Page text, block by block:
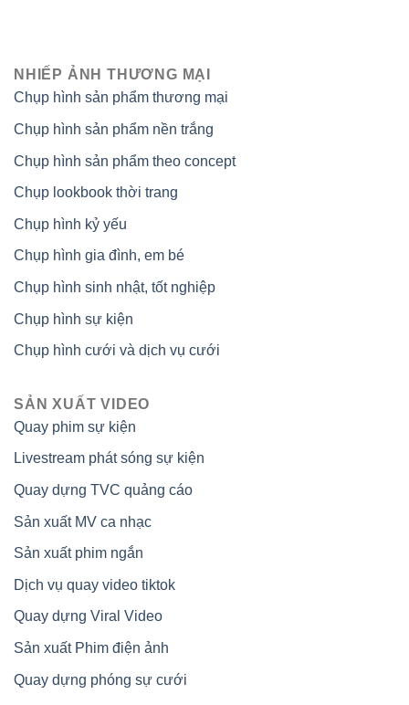
NHIẾP ẢNH THƯƠNG MẠI
Chụp hình sản phẩm thương mại
Chụp hình sản phẩm nền trắng
Chụp hình sản phẩm theo concept
Chụp lookbook thời trang
Chụp hình kỷ yếu
Chụp hình gia đình, em bé
Chụp hình sinh nhật, tốt nghiệp
Chụp hình sự kiện
Chụp hình cưới và dịch vụ cưới
SẢN XUẤT VIDEO
Quay phim sự kiện
Livestream phát sóng sự kiện
Quay dựng TVC quảng cáo
Sản xuất MV ca nhạc
Sản xuất phim ngắn
Dịch vụ quay video tiktok
Quay dựng Viral Video
Sản xuất Phim điện ảnh
Quay dựng phóng sự cưới